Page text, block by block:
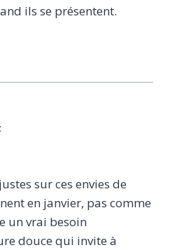
ils se présentent.
sur ces envies de
en janvier, pas comme
un vrai besoin
douce qui invite à